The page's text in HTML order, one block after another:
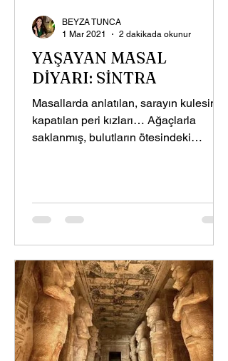
YAŞAYAN MASAL
DİYARI: SİNTRA
Masallarda anlatılan, sarayın kulesine
kapatılan peri kızları… Ağaçlarla
saklanmış, bulutların ötesindeki
BEYZA TUNCA
1 Mar 2021
2 dakikada okunur